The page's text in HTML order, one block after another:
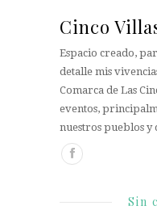
Cinco
Espacio creado,
detalle mis
Comarca de Las
eventos,
nuestros pueblos y
Sin